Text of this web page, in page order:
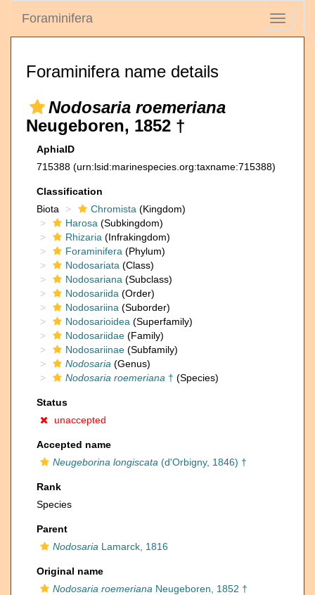
Toggle
Foraminifera
Foraminifera name details
Nodosaria roemeriana
Neugeboren, 1852 †
AphiaID
715388 (urn:lsid:marinespecies.org:taxname:715388)
Classification
Biota
Chromista (Kingdom)
Harosa (Subkingdom)
Rhizaria (Infrakingdom)
Foraminifera (Phylum)
Nodosariata (Class)
Nodosariana (Subclass)
Nodosariida (Order)
Nodosariina (Suborder)
Nodosarioidea (Superfamily)
Nodosariidae (Family)
Nodosariinae (Subfamily)
Nodosaria (Genus)
Nodosaria roemeriana † (Species)
Status
unaccepted
Accepted name
Neugeborina longiscata (d'Orbigny, 1846) †
Rank
Species
Parent
Nodosaria Lamarck, 1816
Original name
Nodosaria roemeriana Neugeboren, 1852 †